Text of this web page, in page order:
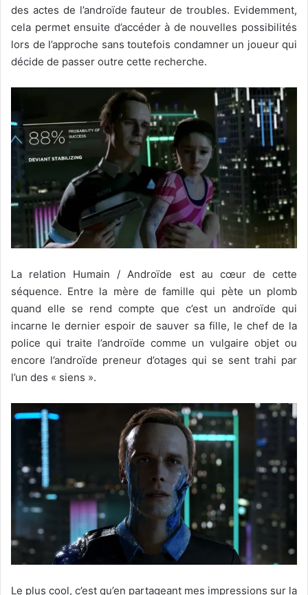
des actes de l’androïde fauteur de troubles. Evidemment,
cela permet ensuite d’accéder à de nouvelles possibilités
lors de l’approche sans toutefois condamner un joueur qui
décide de passer outre cette recherche.
La relation Humain / Androïde est au cœur de cette
séquence. Entre la mère de famille qui pète un plomb
quand elle se rend compte que c’est un androïde qui
incarne le dernier espoir de sauver sa fille, le chef de la
police qui traite l’androïde comme un vulgaire objet ou
encore l’androïde preneur d’otages qui se sent trahi par
l’un des « siens ».
Le plus cool, c’est qu’en partageant mes impressions sur la